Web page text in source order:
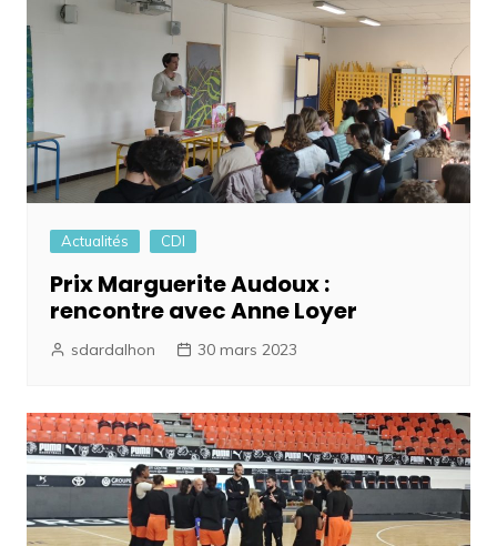
Actualités CDI
Prix Marguerite Audoux :
rencontre avec Anne Loyer
sdardalhon 30 mars 2023